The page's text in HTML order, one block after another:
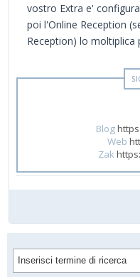
vostro Extra e'
poi l'Online Reception
Reception) lo moltiplica
Blog
Web
Zak